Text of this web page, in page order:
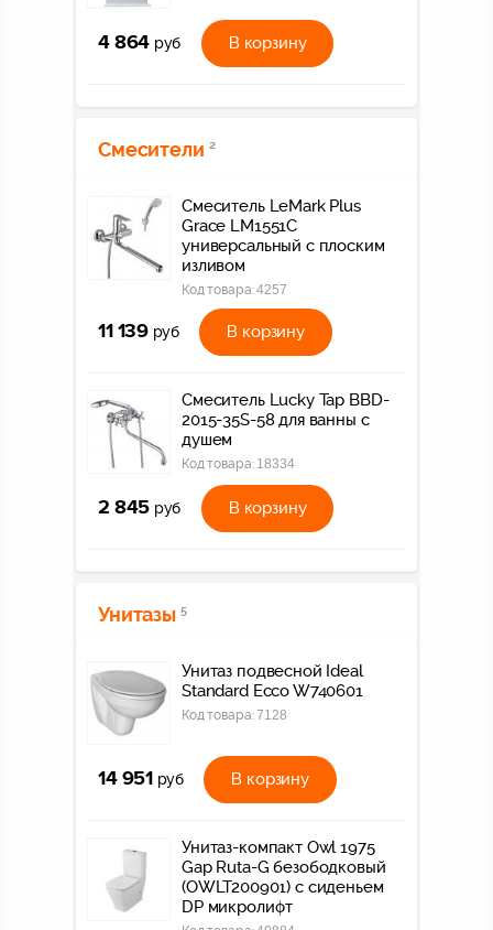
4 864 руб В корзину
Смесители 2
Смеситель LeMark Plus
Grace LM1551C
универсальный с плоским
изливом
Код товара:4257
11 139 руб В корзину
Смеситель Lucky Tap BBD-
2015-35S-58 для ванны с
душем
Код товара: 18334
2 845 руб В корзину
Унитазы 5
Унитаз подвесной Ideal
Standard Ecco W740601
Код товара:7128
14 951 руб В корзину
Унитаз-компакт Owl 1975
Gap Ruta-G безободковый
(OWLT200901) с сиденьем
DP микролифт